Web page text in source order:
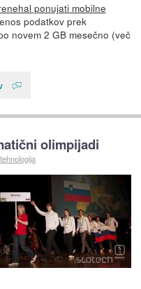
ponujati mobilne
podatkov prek
novem 2 GB mesečno (več
olimpijadi